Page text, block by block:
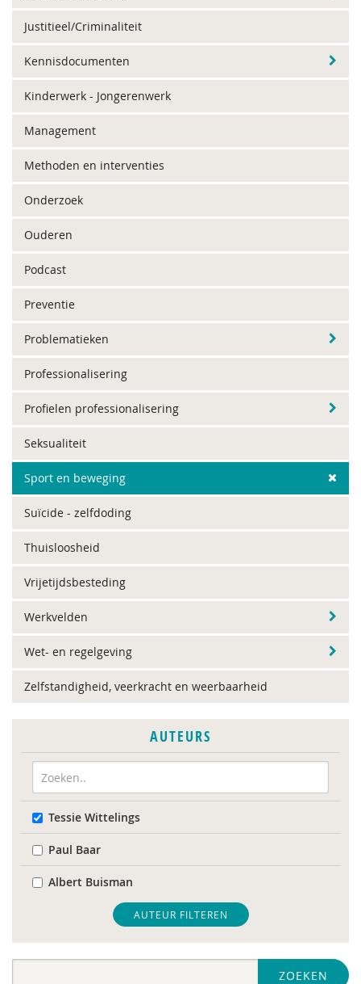
Justitieel/Criminaliteit
Kennisdocumenten
Kinderwerk - Jongerenwerk
Management
Methoden en interventies
Onderzoek
Ouderen
Podcast
Preventie
Problematieken
Professionalisering
Profielen professionalisering
Seksualiteit
Sport en beweging
Suïcide - zelfdoding
Thuisloosheid
Vrijetijdsbesteding
Werkvelden
Wet- en regelgeving
Zelfstandigheid, veerkracht en weerbaarheid
AUTEURS
Tessie Wittelings
Paul Baar
Albert Buisman
AUTEUR FILTEREN
ZOEKEN